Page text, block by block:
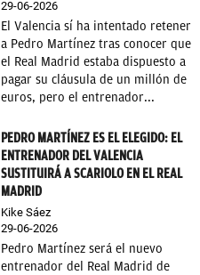
29-06-2026
El Valencia sí ha intentado retener
a Pedro Martínez tras conocer que
el Real Madrid estaba dispuesto a
pagar su cláusula de un millón de
euros, pero el entrenador...
PEDRO MARTÍNEZ ES EL ELEGIDO: EL
ENTRENADOR DEL VALENCIA
SUSTITUIRÁ A SCARIOLO EN EL REAL
MADRID
Kike Sáez
29-06-2026
Pedro Martínez será el nuevo
entrenador del Real Madrid de